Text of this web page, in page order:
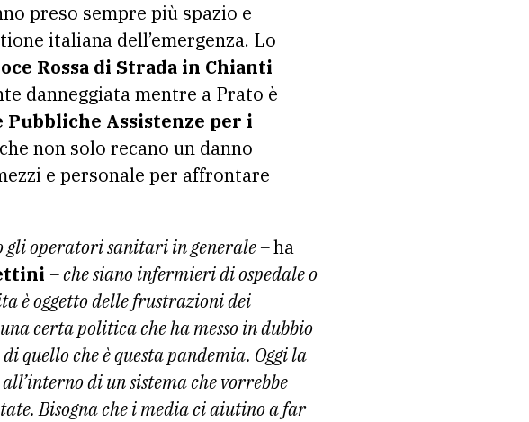
preso sempre più spazio e
italiana dell’emergenza. Lo
Rossa di Strada in Chianti
danneggiata mentre a Prato è
Pubbliche Assistenze per i
non solo recano un danno
e personale per affrontare
gli operatori sanitari in generale –ha
– che siano infermieri di ospedale o
è oggetto delle frustrazioni dei
certa politica che ha messo in dubbio
quello che è questa pandemia. Oggi la
di un sistema che vorrebbe
Bisogna che i media ci aiutino a far